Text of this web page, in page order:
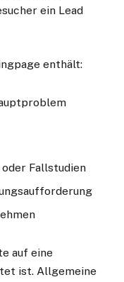
ein Lead
enthält:
Fallstudien
auf eine
ist. Allgemeine